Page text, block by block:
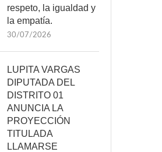
respeto, la igualdad y
la empatía.
30/07/2026
LUPITA VARGAS
DIPUTADA DEL
DISTRITO 01
ANUNCIA LA
PROYECCIÓN
TITULADA
LLAMARSE